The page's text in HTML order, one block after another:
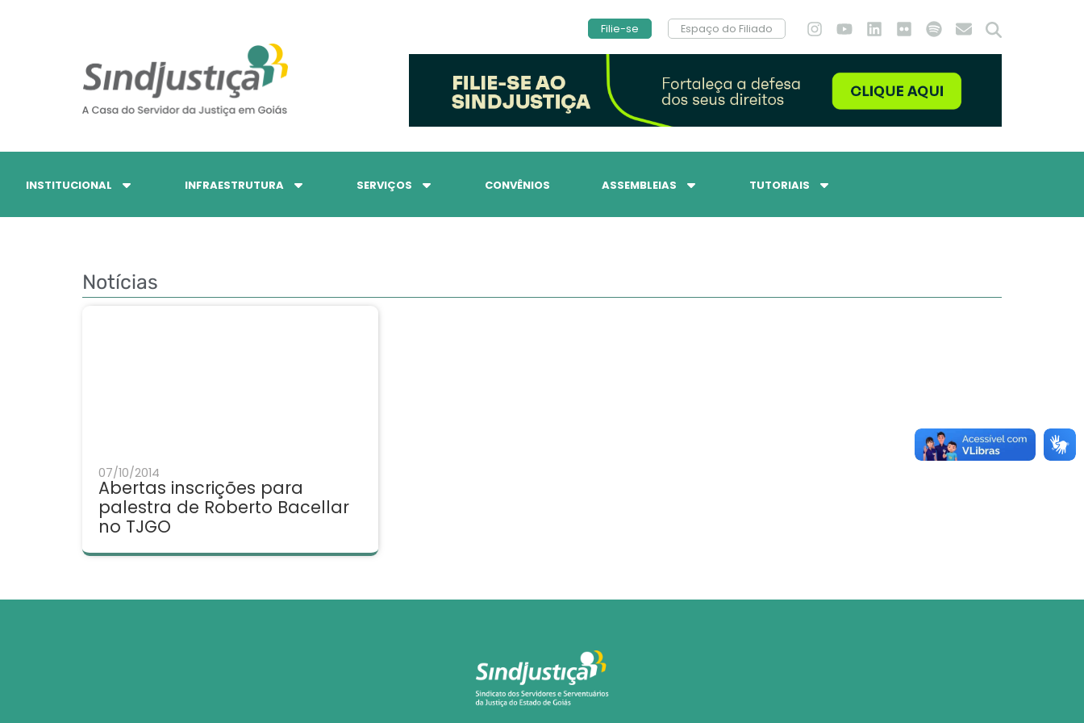
Filie-se Espaço do Filiado
INSTITUCIONAL INFRAESTRUTURA SERVIÇOS CONVÊNIOS ASSEMBLEIAS TUTORIAIS
Notícias
07/10/2014
Abertas inscrições para
palestra de Roberto Bacellar
no TJGO